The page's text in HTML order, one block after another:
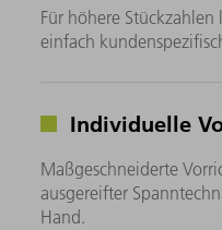
Für höhere
einfach
Individuelle
Maßgeschneiderte
ausgereifter
Hand.